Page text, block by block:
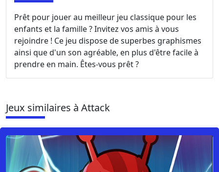
Prêt pour jouer au meilleur jeu classique pour les
enfants et la famille ? Invitez vos amis à vous
rejoindre ! Ce jeu dispose de superbes graphismes
ainsi que d'un son agréable, en plus d'être facile à
prendre en main. Êtes-vous prêt ?
Jeux similaires à Attack